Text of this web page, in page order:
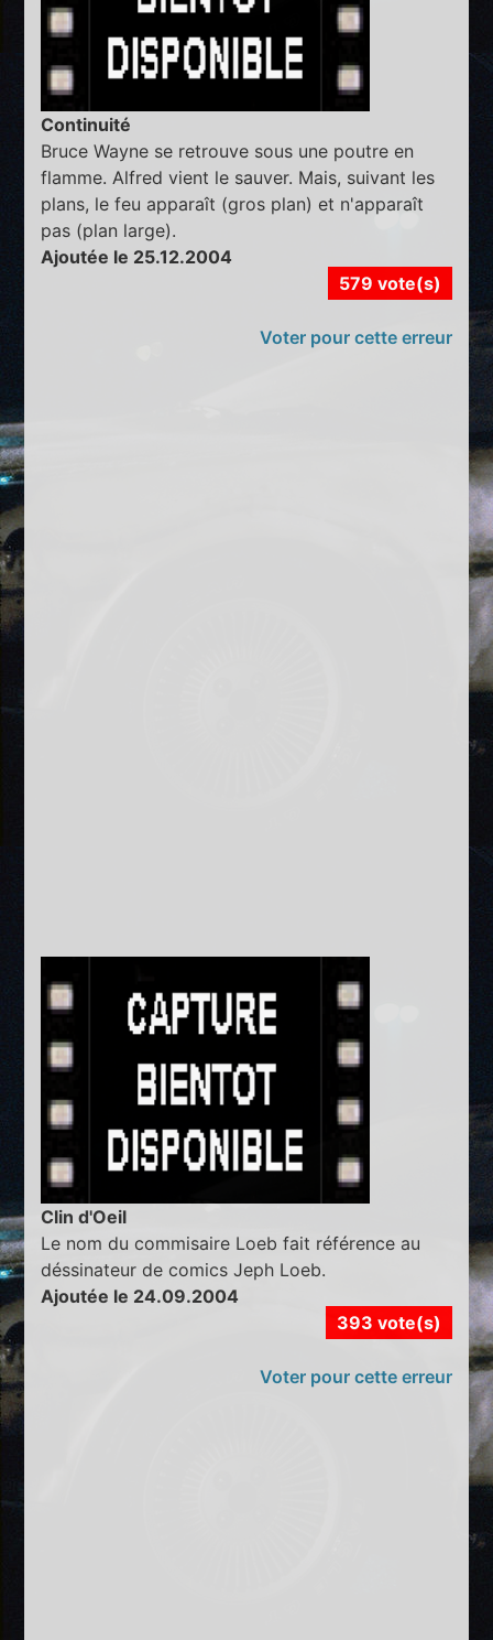
Continuité
Bruce Wayne se retrouve sous une poutre en
flamme. Alfred vient le sauver. Mais, suivant les
plans, le feu apparaît (gros plan) et n'apparaît
pas (plan large).
Ajoutée le 25.12.2004
579 vote(s)
Voter pour cette erreur
Clin d'Oeil
Le nom du commisaire Loeb fait référence au
déssinateur de comics Jeph Loeb.
Ajoutée le 24.09.2004
393 vote(s)
Voter pour cette erreur